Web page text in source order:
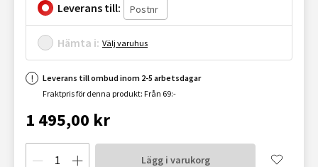
Leverans till:
Hämta i: Välj varuhus
Leverans till ombud inom 2-5 arbetsdagar
Fraktpris för denna produkt: Från 69:-
1 495,00 kr
Lägg i varukorg